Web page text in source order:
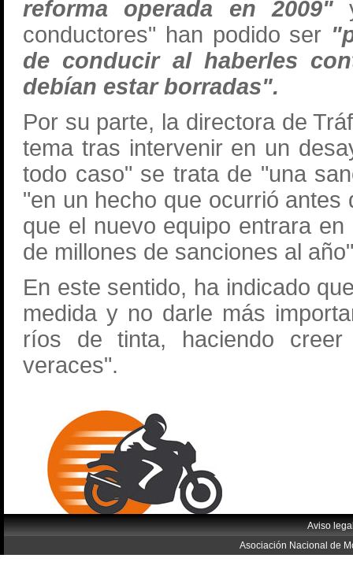
reforma operada en 2009"
conductores" han podido ser
de conducir al haberles
debían estar borradas".
Por su parte, la directora de
tema tras intervenir en un
todo caso" se trata de "una
"en un hecho que ocurrió
que el nuevo equipo entrara
de millones de sanciones al
En este sentido, ha indicado
medida y no darle más
ríos de tinta, haciendo
veraces".
Aviso
Asociación Nacional de